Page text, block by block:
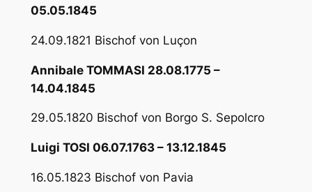
05.05.1845
24.09.1821 Bischof von Luçon
Annibale TOMMASI 28.08.1775 –
14.04.1845
29.05.1820 Bischof von Borgo S. Sepolcro
Luigi TOSI 06.07.1763 – 13.12.1845
16.05.1823 Bischof von Pavia